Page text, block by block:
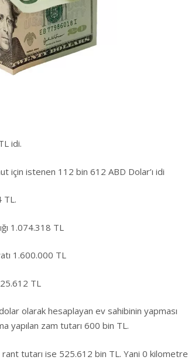
idi.
için istenen 112 bin 612 ABD Dolar’ı idi
TL.
1.074.318 TL
1.600.000 TL
TL
olarak hesaplayan ev sahibinin yapması
yapılan zam tutarı 600 bin TL.
rant tutarı ise 525.612 bin TL. Yani 0 kilometre